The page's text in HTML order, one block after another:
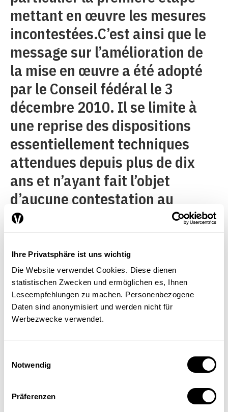
Ihre Privatsphäre ist uns wichtig
Die Website verwendet Cookies. Diese dienen
statistischen Zwecken und ermöglichen es, Ihnen
Leseempfehlungen zu machen. Personenbezogene
Daten sind anonymisiert und werden nicht für
Werbezwecke verwendet.
Notwendig
Präferenzen
mettant en œuvre les mesures
incontestées.C’est ainsi que le
message sur l’amélioration de
la mise en œuvre a été adopté
par le Conseil fédéral le 3
décembre 2010. Il se limite à
une reprise des dispositions
essentiellement techniques
attendues depuis plus de dix
ans et n’ayant fait l’objet
d’aucune contestation au
Parlement (la plupart étaient
déjà intégrées dans la première
mouture de la 11e révision). Le
message devrait être adopté
durant la législature actuelle
afin de pouvoir entrer en
vigueur au 1er janvier 2012.
Cette étape préliminaire est
nécessaire au bon
comprend les mesures